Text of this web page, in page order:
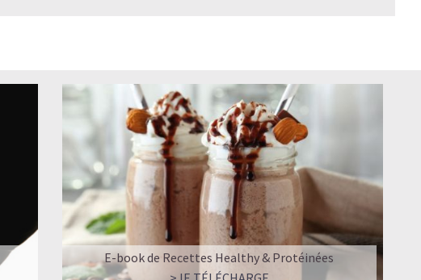
E-book de Recettes Healthy & Protéinées